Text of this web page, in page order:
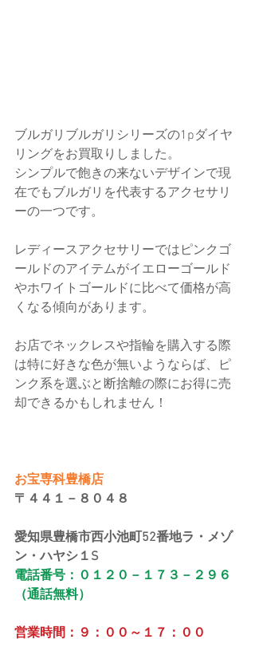
ブルガリブルガリシリーズの1pダイヤ
リングをお買取りしました。
シンプルで飽きの来ないデザインで現
在でもブルガリを代表するアクセサリ
ーの一つです。
レディースアクセサリーではピンクゴ
ールドのアイテムがイエローゴールド
やホワイトゴールドに比べて価格が高
くなる傾向があります。
お店でネックレスや指輪を購入する際
は特に好きな色が無いようならば、ピ
ンク系を選ぶと断捨離の際にお得に売
却できるかもしれません！
お宝専科豊橋店
〒４４１－８０４８
愛知県豊橋市西小池町52番地ラ・メゾ
ン・ハヤシ１S
電話番号：０１２０－１７３－２９６
（通話無料）
営業時間：９：００～１７：００